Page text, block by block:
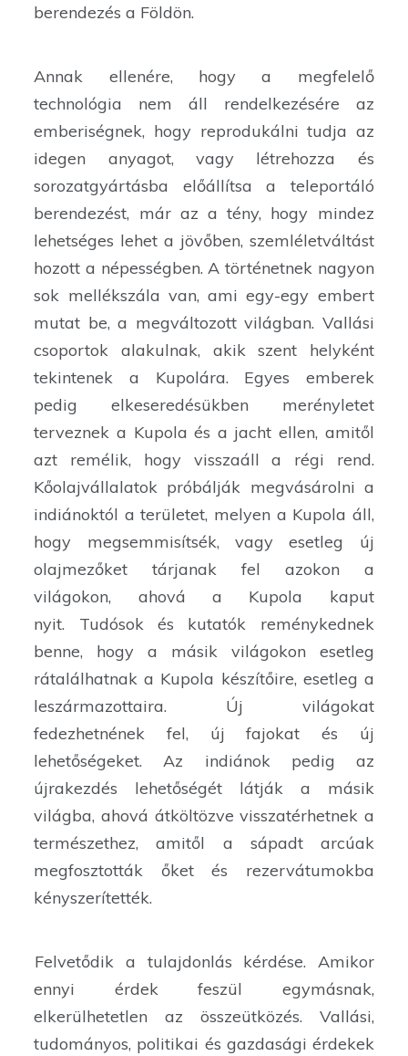
berendezés a Földön.
Annak ellenére, hogy a megfelelő
technológia nem áll rendelkezésére az
emberiségnek, hogy reprodukálni tudja az
idegen anyagot, vagy létrehozza és
sorozatgyártásba előállítsa a teleportáló
berendezést, már az a tény, hogy mindez
lehetséges lehet a jövőben, szemléletváltást
hozott a népességben. A történetnek nagyon
sok mellékszála van, ami egy-egy embert
mutat be, a megváltozott világban. Vallási
csoportok alakulnak, akik szent helyként
tekintenek a Kupolára. Egyes emberek
pedig elkeseredésükben merényletet
terveznek a Kupola és a jacht ellen, amitől
azt remélik, hogy visszaáll a régi rend.
Kőolajvállalatok próbálják megvásárolni a
indiánoktól a területet, melyen a Kupola áll,
hogy megsemmisítsék, vagy esetleg új
olajmezőket tárjanak fel azokon a
világokon, ahová a Kupola kaput
nyit. Tudósok és kutatók reménykednek
benne, hogy a másik világokon esetleg
rátalálhatnak a Kupola készítőire, esetleg a
leszármazottaira. Új világokat
fedezhetnének fel, új fajokat és új
lehetőségeket. Az indiánok pedig az
újrakezdés lehetőségét látják a másik
világba, ahová átköltözve visszatérhetnek a
természethez, amitől a sápadt arcúak
megfosztották őket és rezervátumokba
kényszerítették.
Felvetődik a tulajdonlás kérdése. Amikor
ennyi érdek feszül egymásnak,
elkerülhetetlen az összeütközés. Vallási,
tudományos, politikai és gazdasági érdekek